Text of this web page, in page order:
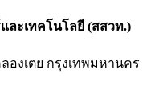
ละเทคโนโลยี (สสวท.)
องเตย กรุงเทพมหานคร